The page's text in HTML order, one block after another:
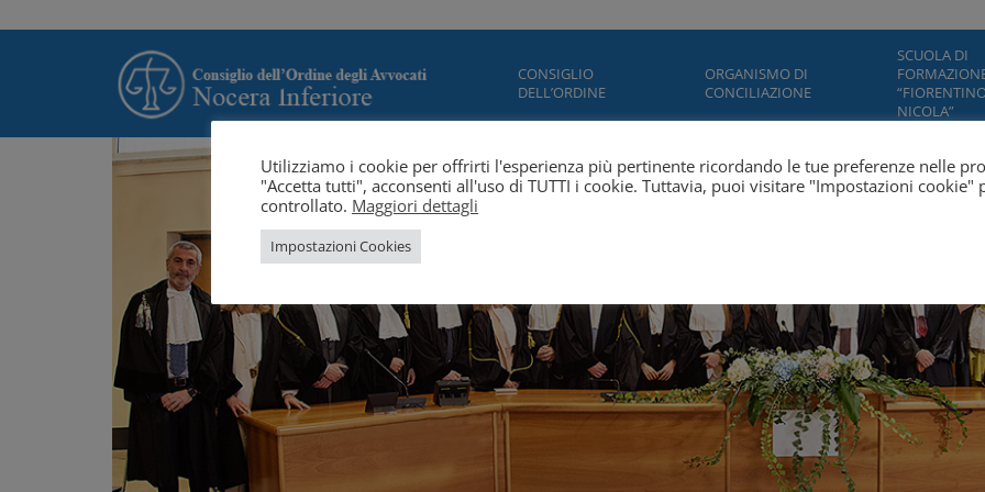
CONSIGLIO
DELL’ORDINE
ORGANISMO DI
CONCILIAZIONE
SCUOLA DI
NICOLA”
Utilizziamo i cookie per offrirti l'esperienza più pertinente ricordando le tue preferenze nelle
"Accetta tutti", acconsenti all'uso di TUTTI i cookie. Tuttavia, puoi visitare "Impostazioni cookie"
controllato. Maggiori dettagli
Impostazioni Cookies